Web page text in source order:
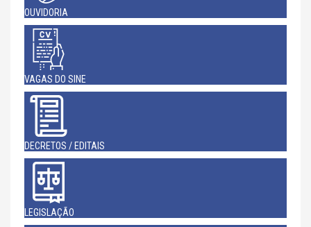
OUVIDORIA
VAGAS DO SINE
DECRETOS / EDITAIS
LEGISLAÇÃO